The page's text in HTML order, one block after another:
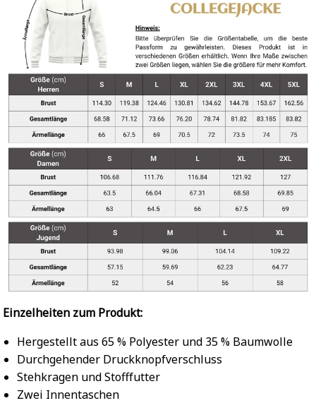
Einzelheiten zum Produkt:
Hergestellt aus 65 % Polyester und 35 % Baumwolle
Durchgehender Druckknopfverschluss
Stehkragen und Stofffutter
Zwei Innentaschen